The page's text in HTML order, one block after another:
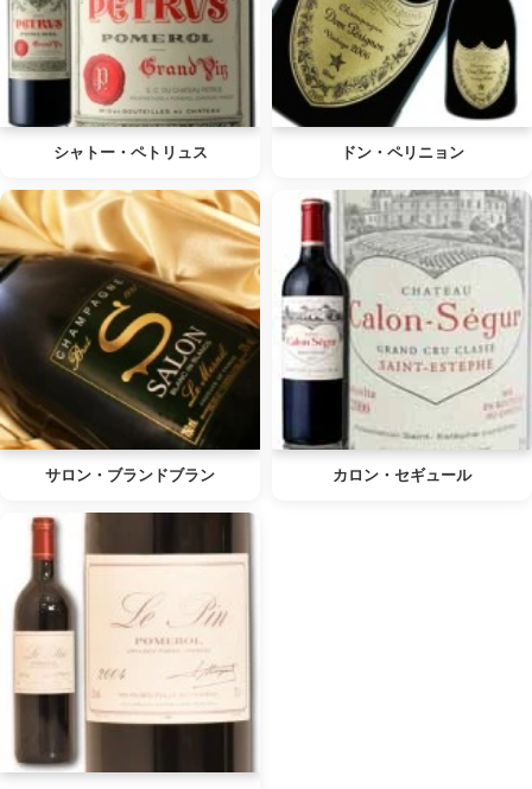
シャトー・ペトリュス ドン・ペリニョン
サロン・ブランドブラン カロン・セギュール